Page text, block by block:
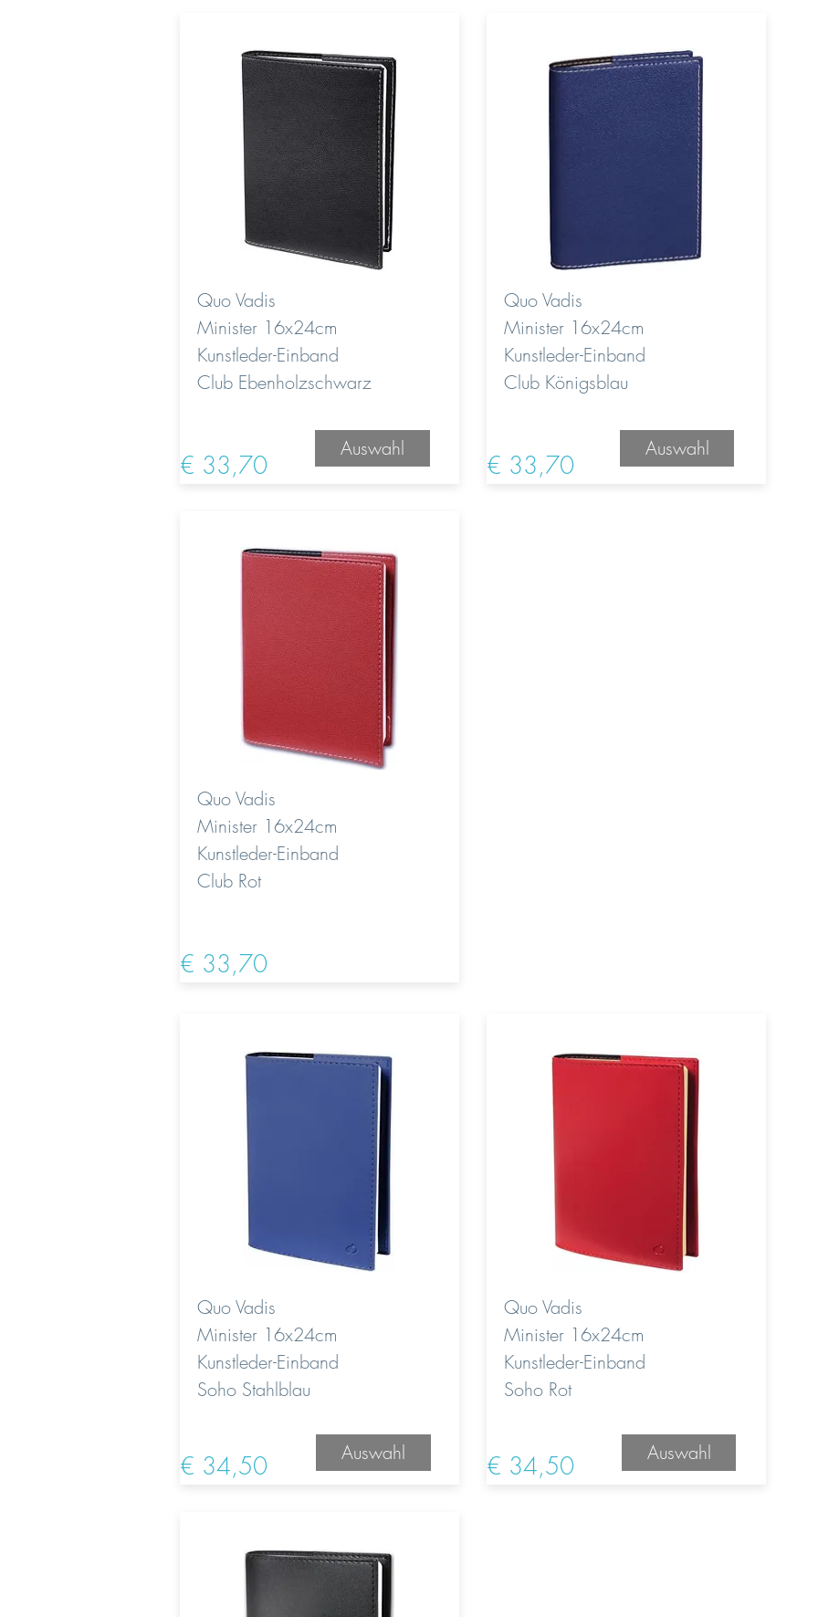
Quo Vadis
Minister 16x24cm
Kunstleder-Einband
Club Ebenholzschwarz
€ 33,70
Quo Vadis
Minister 16x24cm
Kunstleder-Einband
Club Königsblau
€ 33,70
Quo Vadis
Minister 16x24cm
Kunstleder-Einband
Club Rot
€ 33,70
Auswahl
Auswahl
Quo Vadis
Minister 16x24cm
Kunstleder-Einband
Soho Stahlblau
€ 34,50
Quo Vadis
Minister 16x24cm
Kunstleder-Einband
Soho Rot
€ 34,50 Auswahl
Auswahl